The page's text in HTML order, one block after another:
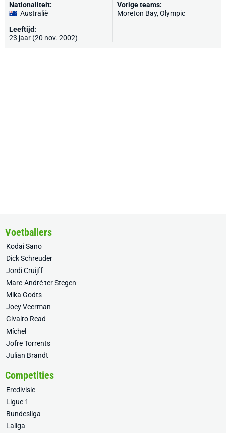
Nationaliteit:
Australië
Leeftijd:
23 jaar (20 nov. 2002)
Vorige teams:
Moreton Bay, Olympic
Voetballers
Kodai Sano
Dick Schreuder
Jordi Cruijff
Marc-André ter Stegen
Mika Godts
Joey Veerman
Givairo Read
Míchel
Jofre Torrents
Julian Brandt
Competities
Eredivisie
Ligue 1
Bundesliga
Laliga